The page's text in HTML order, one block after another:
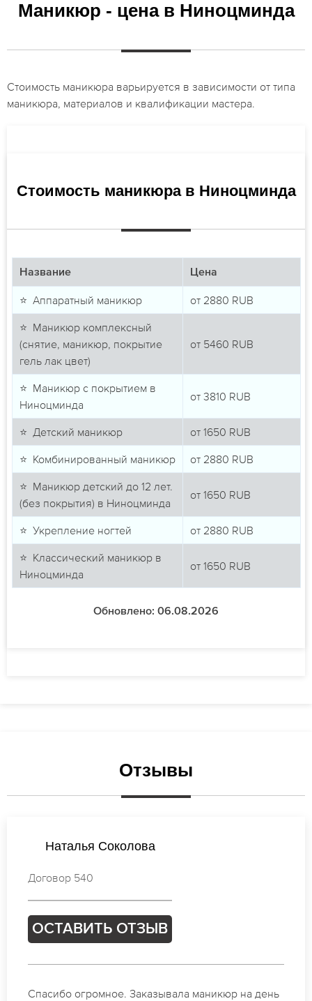
Маникюр - цена в Ниноцминда
Стоимость маникюра варьируется в зависимости от типа
маникюра, материалов и квалификации мастера.
Стоимость маникюра в Ниноцминда
Название Цена
⭐ Аппаратный маникюр от 2880 RUB
⭐ Маникюр комплексный
(снятие, маникюр, покрытие
гель лак цвет)
от 5460 RUB
⭐ Маникюр с покрытием в
Ниноцминда
от 3810 RUB
⭐ Детский маникюр от 1650 RUB
⭐ Комбинированный маникюр от 2880 RUB
⭐ Маникюр детский до 12 лет.
(без покрытия) в Ниноцминда
от 1650 RUB
⭐ Укрепление ногтей от 2880 RUB
⭐ Классический маникюр в
Ниноцминда
от 1650 RUB
Обновлено: 06.08.2026
Отзывы
Валентина Кузнецова
Договор 284
ОСТАВИТЬ ОТЗЫВ
Идеальные специалисты своего дела по